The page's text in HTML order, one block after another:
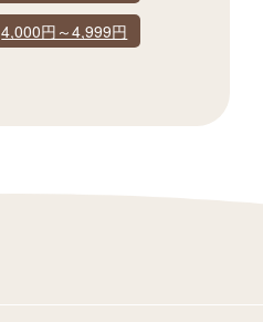
4,000円～4,999円